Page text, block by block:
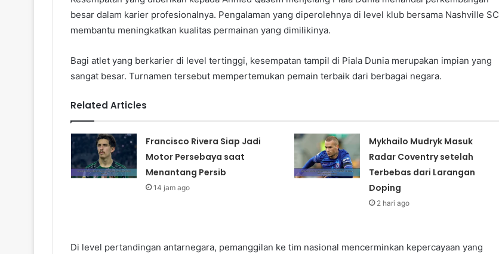
besar dalam karier profesionalnya. Pengalaman yang diperolehnya di level klub bersama Nashville SC
membantu meningkatkan kualitas permainan yang dimilikinya.
Bagi atlet yang berkarier di level tertinggi, kesempatan tampil di Piala Dunia merupakan impian yang
sangat besar. Turnamen tersebut mempertemukan pemain terbaik dari berbagai negara.
Related Articles
Francisco Rivera Siap Jadi
Motor Persebaya saat
Menantang Persib
14 jam ago
Mykhailo Mudryk Masuk
Radar Coventry setelah
Terbebas dari Larangan
Doping
2 hari ago
Di level pertandingan antarnegara, pemanggilan ke tim nasional mencerminkan kepercayaan yang